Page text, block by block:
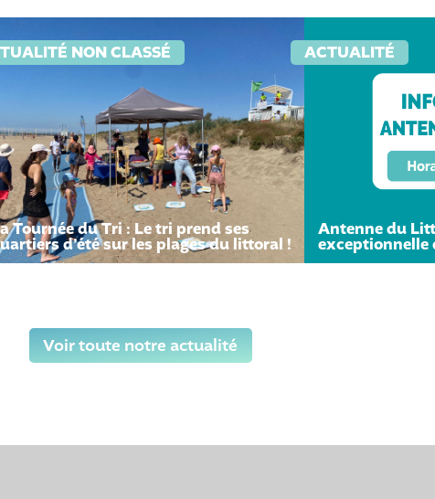
NON CLASSÉ
Tournée du Tri : Le tri prend ses
d’été sur les plages du littoral !
ACTUALITÉ
Antenne du
exceptionnelle
Voir toute notre actualité